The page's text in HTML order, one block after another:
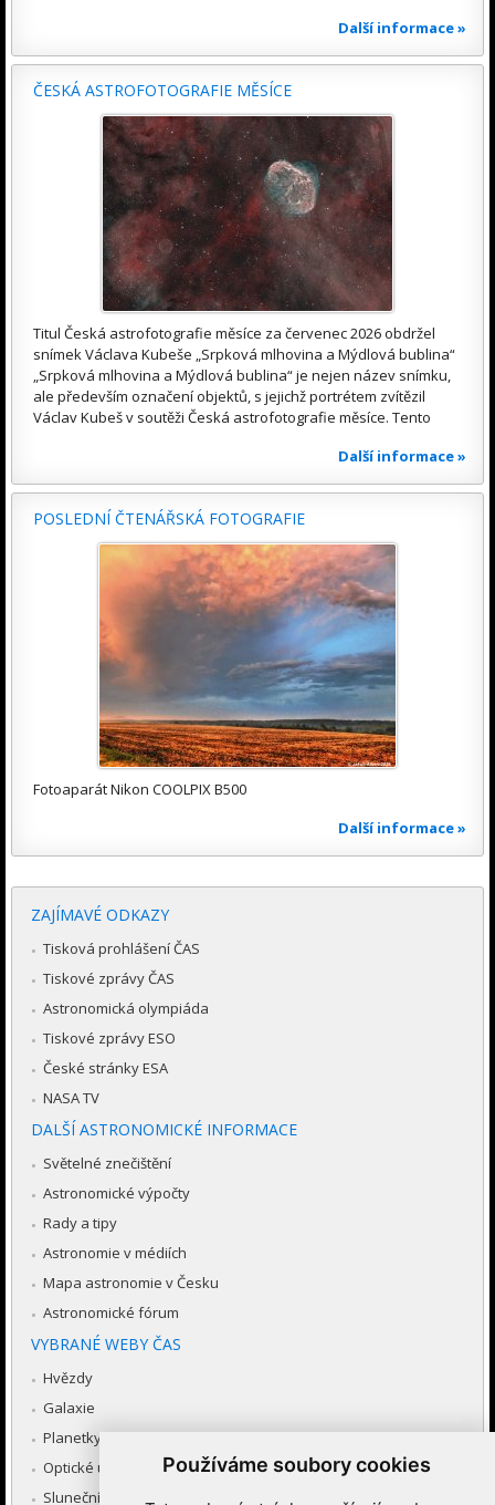
Používáme soubory cookies
Další informace »
ČESKÁ ASTROFOTOGRAFIE MĚSÍCE
Titul Česká astrofotografie měsíce za červenec 2026 obdržel
snímek Václava Kubeše „Srpková mlhovina a Mýdlová bublina“
„Srpková mlhovina a Mýdlová bublina“ je nejen název snímku,
ale především označení objektů, s jejichž portrétem zvítězil
Václav Kubeš v soutěži Česká astrofotografie měsíce. Tento
Další informace »
POSLEDNÍ ČTENÁŘSKÁ FOTOGRAFIE
Fotoaparát Nikon COOLPIX B500
Další informace »
ZAJÍMAVÉ ODKAZY
Tisková prohlášení ČAS
Tiskové zprávy ČAS
Astronomická olympiáda
Tiskové zprávy ESO
České stránky ESA
NASA TV
DALŠÍ ASTRONOMICKÉ INFORMACE
Světelné znečištění
Astronomické výpočty
Rady a tipy
Astronomie v médiích
Mapa astronomie v Česku
Astronomické fórum
VYBRANÉ WEBY ČAS
Hvězdy
Galaxie
Planetky
Optické úkazy v atmosféře
Sluneční soustava